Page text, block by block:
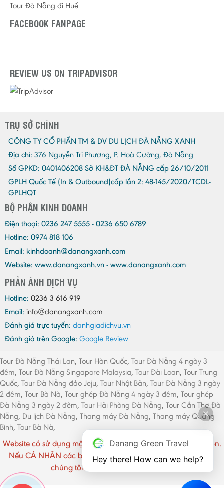
Tour Đà Nẵng đi Huế
FACEBOOK FANPAGE
REVIEW US ON TRIPADVISOR
TRỤ SỞ CHÍNH
CÔNG TY CỔ PHẦN TM & DV DU LỊCH ĐÀ NẴNG XANH
Địa chỉ: 376 Nguyễn Tri Phương, P. Hoà Cường, Đà Nẵng
Số GPKD: 0401406208 Sở KH&ĐT ĐÀ NẴNG cấp 26/10/2011
GPLH Quốc Tế (In & Outbound)cấp lần 2: 48-145/2020/TCDL-
GPLHQT
BỘ PHẬN KINH DOANH
Điện thoại: 0236 247 5555 - 0236 650 6789
Hotline: 0974 818 106
Email: kinhdoanh@danangxanh.com
Website: www.danangxanh.vn - www.danangxanh.com
PHẢN ÁNH DỊCH VỤ
Hotline: 0236 3 616 919
Email: info@danangxanh.com
Đánh giá trực tuyến: danhgiadichvu.vn
Đánh giá trên Google: Google Review
Tour Đà Nẵng Thái Lan, Tour Hàn Quốc, Tour Đà Nẵng 4 ngày 3
đêm, Tour Đà Nẵng Singapore Malaysia, Tour Đài Loan, Tour Trung
Quốc, Tour Đà Nẵng đảo Jeju, Tour Nhật Bản, Tour Đà Nẵng 3 ngày
2 đêm, Tour Bà Nà, Tour ghép Đà Nẵng 4 ngày 3 đêm, Tour ghép
Đà Nẵng 3 ngày 2 đêm, Tour Hải Phòng Đà Nẵng, Tour Cần Thơ Đà
Nẵng, Du lịch Đà Nẵng, Thang máy Đà Nẵng, Thang máy Quảng
Bình, Tour Bà Nà,
Website có sử dụng một số hình ảnh CÁ NHÂN chưa rõ nguồn.
Nếu CÁ NHÂN các bạn cảm thấy phiền vui lòng liên hệ với
chúng tôi. Xin chân thành cảm ơn !
Danang Green Travel
Hey there! How can we help?